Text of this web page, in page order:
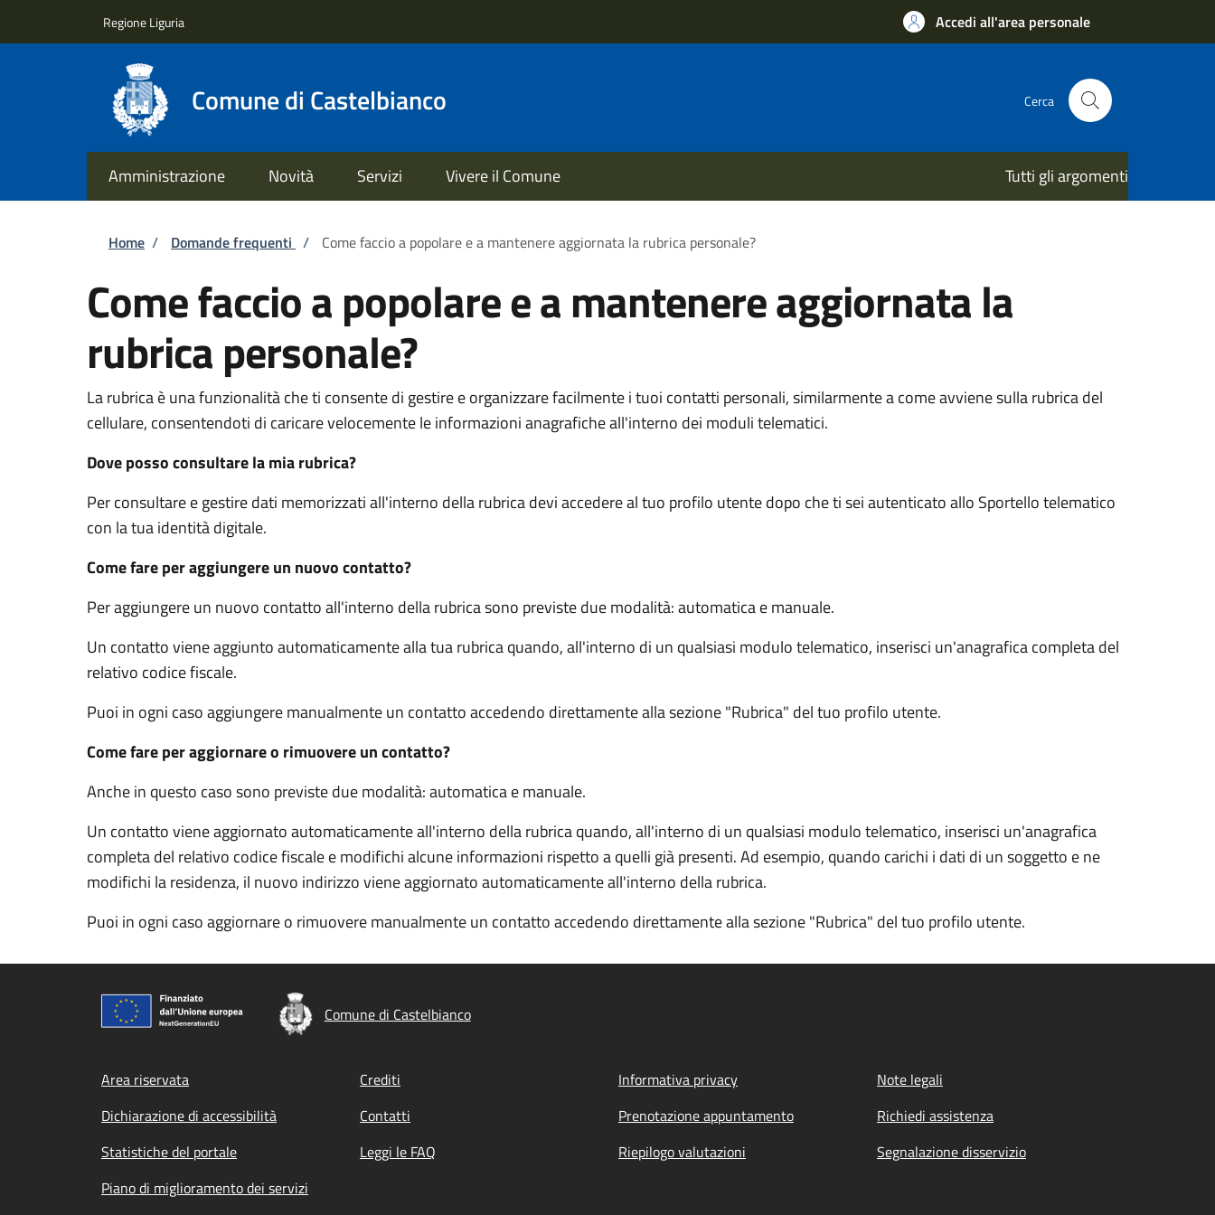
Regione Liguria Accedi all'area personale
Comune di Castelbianco Cerca
Amministrazione Novità Servizi Vivere il Comune Tutti gli argomenti
Briciole di pane
Home / Domande frequenti / Come faccio a popolare e a mantenere aggiornata la rubrica personale?
Come faccio a popolare e a mantenere aggiornata la
rubrica personale?
La rubrica è una funzionalità che ti consente di gestire e organizzare facilmente i tuoi contatti personali, similarmente a come avviene sulla rubrica del
cellulare, consentendoti di caricare velocemente le informazioni anagrafiche all'interno dei moduli telematici.
Dove posso consultare la mia rubrica?
Per consultare e gestire dati memorizzati all'interno della rubrica devi accedere al tuo profilo utente dopo che ti sei autenticato allo Sportello telematico
con la tua identità digitale.
Come fare per aggiungere un nuovo contatto?
Per aggiungere un nuovo contatto all'interno della rubrica sono previste due modalità: automatica e manuale.
Un contatto viene aggiunto automaticamente alla tua rubrica quando, all'interno di un qualsiasi modulo telematico, inserisci un'anagrafica completa del
relativo codice fiscale.
Puoi in ogni caso aggiungere manualmente un contatto accedendo direttamente alla sezione "Rubrica" del tuo profilo utente.
Come fare per aggiornare o rimuovere un contatto?
Anche in questo caso sono previste due modalità: automatica e manuale.
Un contatto viene aggiornato automaticamente all'interno della rubrica quando, all'interno di un qualsiasi modulo telematico, inserisci un'anagrafica
completa del relativo codice fiscale e modifichi alcune informazioni rispetto a quelli già presenti. Ad esempio, quando carichi i dati di un soggetto e ne
modifichi la residenza, il nuovo indirizzo viene aggiornato automaticamente all'interno della rubrica.
Puoi in ogni caso aggiornare o rimuovere manualmente un contatto accedendo direttamente alla sezione "Rubrica" del tuo profilo utente.
Comune di Castelbianco
Footer menu
Area riservata Crediti Informativa privacy
Note legali
Dichiarazione di accessibilità
Contatti Prenotazione appuntamento
Richiedi assistenza
Statistiche del portale
Leggi le FAQ Riepilogo valutazioni
Segnalazione disservizio
Piano di miglioramento dei servizi